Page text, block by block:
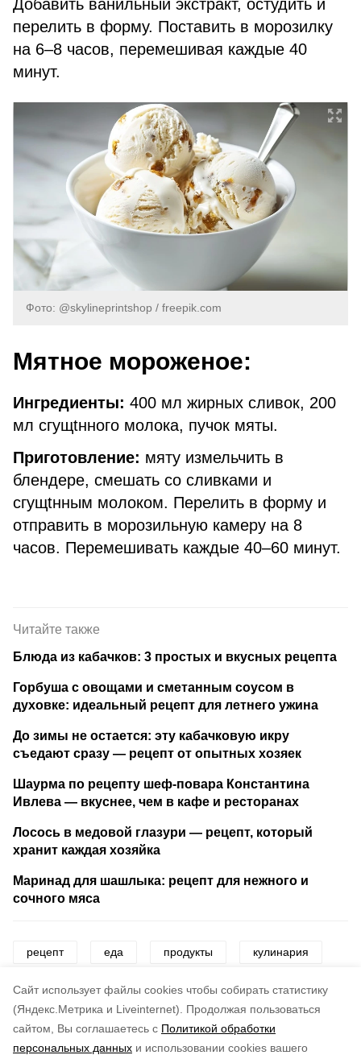
Cайт использует файлы cookies чтобы собирать статистику
(Яндекс.Метрика и Liveinternet).
Продолжая пользоваться
сайтом, Вы соглашаетесь с Политикой обработки
персональных данных и использовании cookies вашего
Добавить ванильный экстракт, остудить и
перелить в форму. Поставить в морозилку
на 6–8 часов, перемешивая каждые 40
минут.
Фото: @skylineprintshop / freepik.com
Мятное мороженое:
Ингредиенты: 400 мл жирных сливок, 200
мл сгущtнного молока, пучок мяты.
Приготовление: мяту измельчить в
блендере, смешать со сливками и
сгущtнным молоком. Перелить в форму и
отправить в морозильную камеру на 8
часов. Перемешивать каждые 40–60 минут.
Читайте также
Блюда из кабачков: 3 простых и вкусных рецепта
Горбуша с овощами и сметанным соусом в
духовке: идеальный рецепт для летнего ужина
До зимы не остается: эту кабачковую икру
съедают сразу — рецепт от опытных хозяек
Шаурма по рецепту шеф-повара Константина
Ивлева — вкуснее, чем в кафе и ресторанах
Лосось в медовой глазури — рецепт, который
хранит каждая хозяйка
Маринад для шашлыка: рецепт для нежного и
сочного мяса
рецепт еда продукты кулинария
мороженое